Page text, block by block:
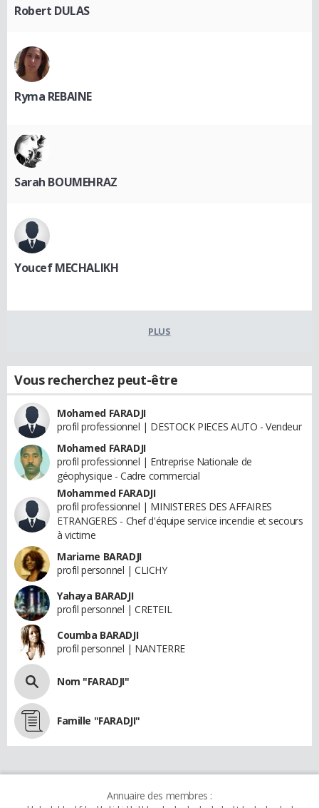
Robert DULAS
Ryma REBAINE
Sarah BOUMEHRAZ
Youcef MECHALIKH
PLUS
Vous recherchez peut-être
Mohamed FARADJI
profil professionnel | DESTOCK PIECES AUTO - Vendeur
Mohamed FARADJI
profil professionnel | Entreprise Nationale de
géophysique - Cadre commercial
Mohammed FARADJI
profil professionnel | MINISTERES DES AFFAIRES
ETRANGERES - Chef d'équipe service incendie et secours
à victime
Mariame BARADJI
profil personnel | CLICHY
Yahaya BARADJI
profil personnel | CRETEIL
Coumba BARADJI
profil personnel | NANTERRE
Nom "FARADJI"
Famille "FARADJI"
Annuaire des membres :